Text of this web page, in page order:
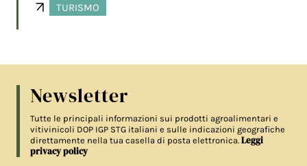
TURISMO
Newsletter
Tutte le principali informazioni sui prodotti agroalimentari e
vitivinicoli DOP IGP STG italiani e sulle indicazioni geografiche
direttamente nella tua casella di posta elettronica.Leggi
privacy policy